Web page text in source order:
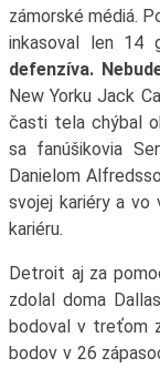
zámorské médiá.
inkasoval len 14
defenzíva.
New Yorku Jack
časti tela chýbal
sa fanúšikovia
Danielom
svojej kariéry a vo
kariéru.
Detroit aj za
zdolal doma
bodoval v treťom
bodov v 26